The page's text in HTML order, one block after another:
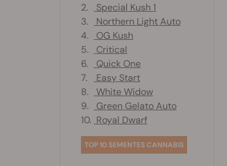
2.
Special Kush 1
3.
Northern Light Auto
4.
OG Kush
5.
Critical
6.
Quick One
7.
Easy Start
8.
White Widow
9.
Green Gelato Auto
10. Royal Dwarf
TOP 10 SEMENTES CANNABIS